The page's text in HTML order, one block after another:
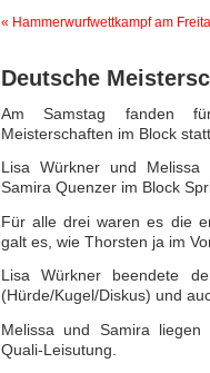
« Hammerwurfwettkampf am
Deutsche
Am Samstag fanden
Meisterschaften im Block
Lisa Würkner und
Samira Quenzer im Block
Für alle drei waren es die
galt es, wie Thorsten ja im
Lisa Würkner beendete
(Hürde/Kugel/Diskus) und
Melissa und Samira
Quali-Leisutung.